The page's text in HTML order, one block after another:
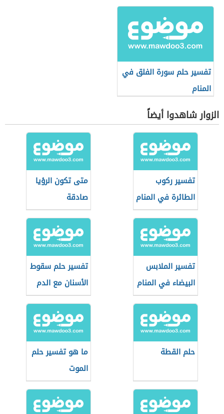
تفسير حلم سورة الفلق في
المنام
الزوار شاهدوا أيضاً
تفسير ركوب
الطائرة في المنام
متى تكون الرؤيا
صادقة
تفسير الملابس
البيضاء في المنام
تفسير حلم سقوط
الأسنان مع الدم
حلم القطة
ما هو تفسير حلم
الموت